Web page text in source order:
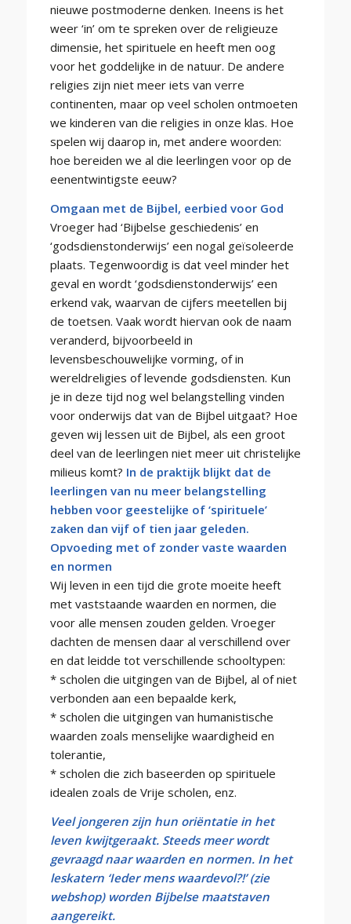
nieuwe postmoderne denken. Ineens is het
weer ‘in’ om te spreken over de religieuze
dimensie, het spirituele en heeft men oog
voor het goddelijke in de natuur. De andere
religies zijn niet meer iets van verre
continenten, maar op veel scholen ontmoeten
we kinderen van die religies in onze klas. Hoe
spelen wij daarop in, met andere woorden:
hoe bereiden we al die leerlingen voor op de
eenentwintigste eeuw?
Omgaan met de Bijbel, eerbied voor God
Vroeger had ‘Bijbelse geschiedenis’ en
‘godsdienstonderwijs’ een nogal geïsoleerde
plaats. Tegenwoordig is dat veel minder het
geval en wordt ‘godsdienstonderwijs’ een
erkend vak, waarvan de cijfers meetellen bij
de toetsen. Vaak wordt hiervan ook de naam
veranderd, bijvoorbeeld in
levensbeschouwelijke vorming, of in
wereldreligies of levende godsdiensten. Kun
je in deze tijd nog wel belangstelling vinden
voor onderwijs dat van de Bijbel uitgaat? Hoe
geven wij lessen uit de Bijbel, als een groot
deel van de leerlingen niet meer uit christelijke
milieus komt? In de praktijk blijkt dat de
leerlingen van nu meer belangstelling
hebben voor geestelijke of ‘spirituele’
zaken dan vijf of tien jaar geleden.
Opvoeding met of zonder vaste waarden
en normen
Wij leven in een tijd die grote moeite heeft
met vaststaande waarden en normen, die
voor alle mensen zouden gelden. Vroeger
dachten de mensen daar al verschillend over
en dat leidde tot verschillende schooltypen:
* scholen die uitgingen van de Bijbel, al of niet
verbonden aan een bepaalde kerk,
* scholen die uitgingen van humanistische
waarden zoals menselijke waardigheid en
tolerantie,
* scholen die zich baseerden op spirituele
idealen zoals de Vrije scholen, enz.
Veel jongeren zijn hun oriëntatie in het
leven kwijtgeraakt. Steeds meer wordt
gevraagd naar waarden en normen. In het
leskatern ‘Ieder mens waardevol?!’ (zie
webshop) worden Bijbelse maatstaven
aangereikt.